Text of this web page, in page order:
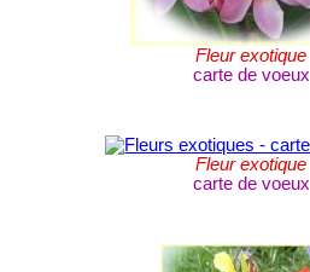
Fleur exotique
carte de voeux
Fleur exotique
carte de voeux